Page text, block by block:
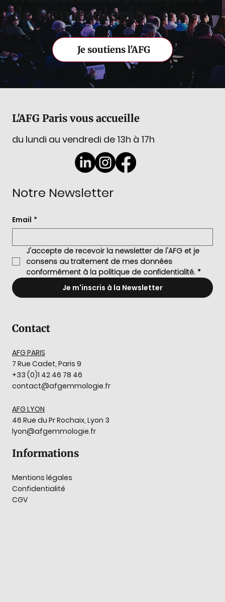
de Gemmologie
Je soutiens l'AFG
L'AFG Paris vous accueille
du lundi au vendredi de 13h à 17h
Notre Newsletter
Email *
J'accepte de recevoir la newsletter de l'AFG et je
consens au traitement de mes données
conformément à la politique de confidentialité. *
Je m'inscris à la Newsletter
Informations
Mentions légales
Confidentialité
CGV
Contact
AFG PARIS
7 Rue Cadet, Paris 9
+33 (0)1 42 46 78 46
contact@afgemmologie.fr
AFG LYON
46 Rue du Pr Rochaix, Lyon 3
lyon@afgemmologie.fr